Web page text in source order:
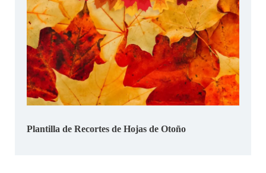
Plantilla de Recortes de Hojas de Otoño